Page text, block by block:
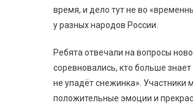
время, и дело тут не во
у разных народов России.
Ребята отвечали на вопросы
соревновались, кто больше
не упадёт снежинка».
положительные эмоции и